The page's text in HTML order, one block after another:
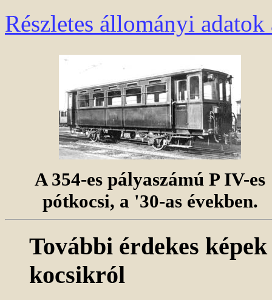
Részletes állományi
A 354-es pályaszámú P IV-es
pótkocsi, a '30-as években.
További érdekes
kocsikról